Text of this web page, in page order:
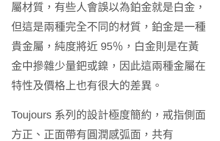
屬材質，有些人會誤以為鉑金就是白金，
但這是兩種完全不同的材質，鉑金是一種
貴金屬，純度將近 95％，白金則是在黃
金中摻雜少量鈀或鎳，因此這兩種金屬在
特性及價格上也有很大的差異。
Toujours 系列的設計極度簡約，戒指側面
方正、正面帶有圓潤感弧面，共有